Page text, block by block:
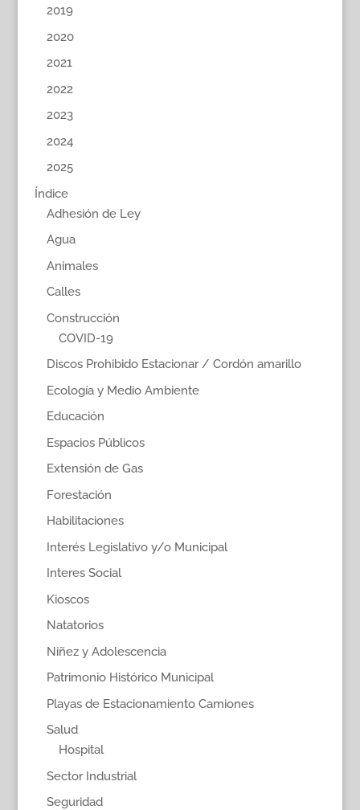
2019
2020
2021
2022
2023
2024
2025
Índice
Adhesión de Ley
Agua
Animales
Calles
Construcción
COVID-19
Discos Prohibido Estacionar / Cordón amarillo
Ecología y Medio Ambiente
Educación
Espacios Públicos
Extensión de Gas
Forestación
Habilitaciones
Interés Legislativo y/o Municipal
Interes Social
Kioscos
Natatorios
Niñez y Adolescencia
Patrimonio Histórico Municipal
Playas de Estacionamiento Camiones
Salud
Hospital
Sector Industrial
Seguridad